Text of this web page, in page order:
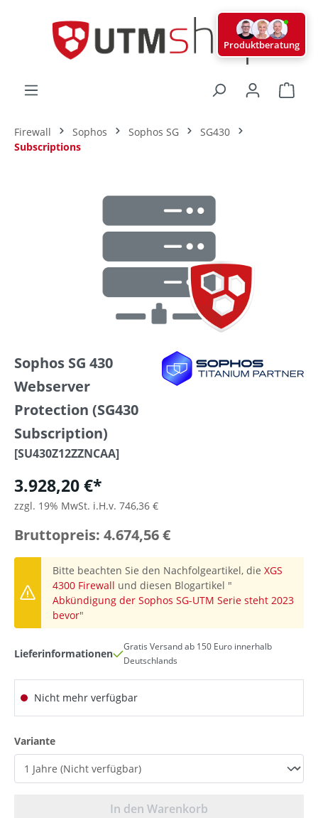
Firewall Sophos Sophos SG
SG430
Subscriptions
Sophos SG 430
Webserver
Protection (SG430
Subscription)
[SU430Z12ZZNCAA]
3.928,20 €*
zzgl. 19% MwSt. i.H.v. 746,36 €
Bruttopreis: 4.674,56 €
Bitte beachten Sie den Nachfolgeartikel, die XGS
4300 Firewall und diesen Blogartikel "
Abkündigung der Sophos SG-UTM Serie steht 2023
bevor"
Lieferinformationen
Gratis Versand ab 150 Euro innerhalb
Deutschlands
Nicht mehr verfügbar
Varianteauswählen
In den Warenkorb
Produktberatung